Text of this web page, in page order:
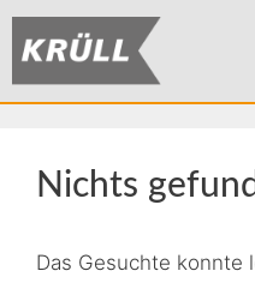
Nichts
Das Gesuchte konnte